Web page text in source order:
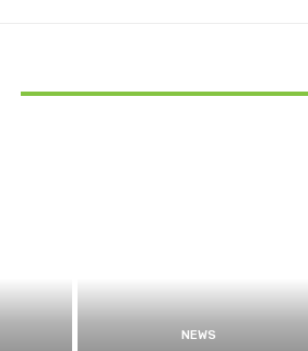
NEWS